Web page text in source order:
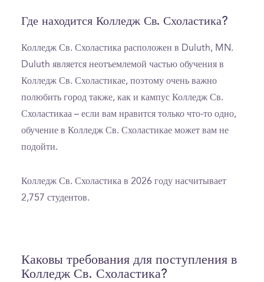
Где находится Колледж Св. Схоластика?
Колледж Св. Схоластика расположен в Duluth, MN.
Duluth является неотъемлемой частью обучения в
Колледж Св. Схоластикае, поэтому очень важно
полюбить город также, как и кампус Колледж Св.
Схоластикаа – если вам нравится только что-то одно,
обучение в Колледж Св. Схоластикае может вам не
подойти.
Колледж Св. Схоластика в 2026 году насчитывает
2,757 студентов.
Каковы требования для поступления в
Колледж Св. Схоластика?